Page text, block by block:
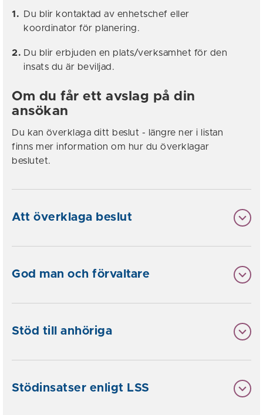
Du blir kontaktad av enhetschef eller
koordinator för planering.
Du blir erbjuden en plats/verksamhet för den
insats du är beviljad.
Om du får ett avslag på din
ansökan
Du kan överklaga ditt beslut - längre ner i listan
finns mer information om hur du överklagar
beslutet.
Att överklaga beslut
God man och förvaltare
Stöd till anhöriga
Stödinsatser enligt LSS